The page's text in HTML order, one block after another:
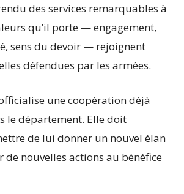
des services remarquables à
qu’il porte — engagement,
sens du devoir — rejoignent
défendues par les armées.
une coopération déjà
le département. Elle doit
de lui donner un nouvel élan
de nouvelles actions au bénéfice